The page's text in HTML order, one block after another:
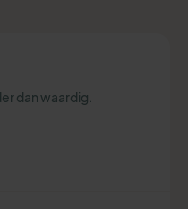
dan waardig.